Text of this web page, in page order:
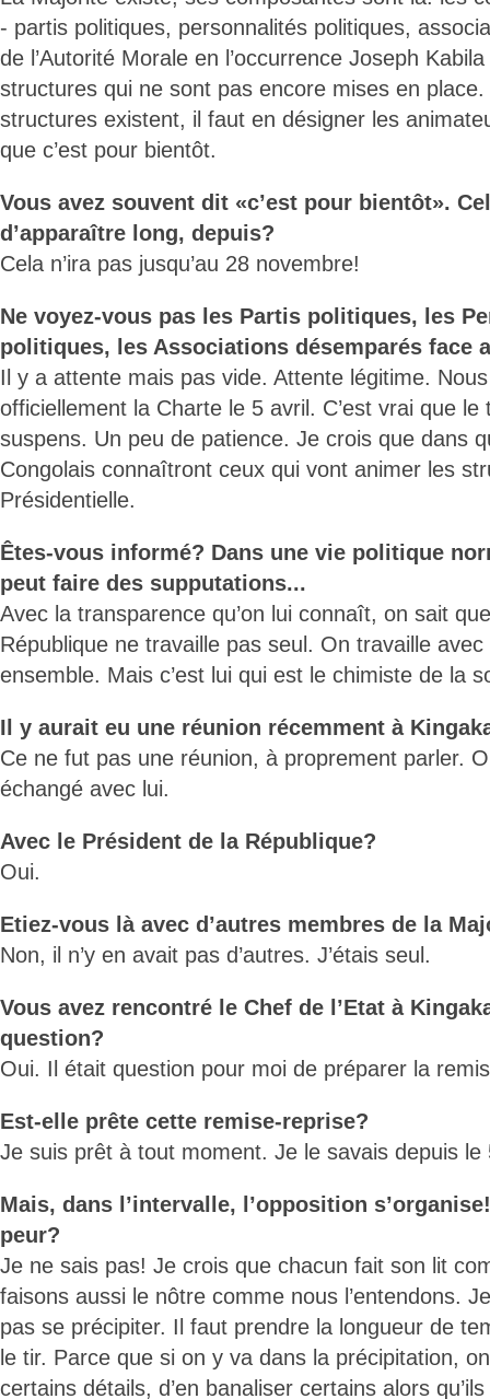
- partis politiques, personnalités politiques,
de l’Autorité Morale en l’occurrence Joseph
structures qui ne sont pas encore mises en
structures existent, il faut en désigner les
que c’est pour bientôt.
Vous avez souvent dit «c’est pour bientôt».
d’apparaître long, depuis?
Cela n’ira pas jusqu’au 28 novembre!
Ne voyez-vous pas les Partis politiques, les
politiques, les Associations désemparés face
Il y a attente mais pas vide. Attente légitime.
officiellement la Charte le 5 avril. C’est vrai que
suspens. Un peu de patience. Je crois que dans
Congolais connaîtront ceux qui vont animer les
Présidentielle.
Êtes-vous informé? Dans une vie politique
peut faire des supputations...
Avec la transparence qu’on lui connaît, on sait
République ne travaille pas seul. On travaille
ensemble. Mais c’est lui qui est le chimiste de la
Il y aurait eu une réunion récemment à
Ce ne fut pas une réunion, à proprement parler.
échangé avec lui.
Avec le Président de la République?
Oui.
Etiez-vous là avec d’autres membres de la
Non, il n’y en avait pas d’autres. J’étais seul.
Vous avez rencontré le Chef de l’Etat à
question?
Oui. Il était question pour moi de préparer la
Est-elle prête cette remise-reprise?
Je suis prêt à tout moment. Je le savais depuis le
Mais, dans l’intervalle, l’opposition
peur?
Je ne sais pas! Je crois que chacun fait son lit
faisons aussi le nôtre comme nous l’entendons.
pas se précipiter. Il faut prendre la longueur de
le tir. Parce que si on y va dans la précipitation,
certains détails, d’en banaliser certains alors